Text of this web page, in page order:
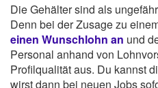
Die Gehälter sind als
Denn bei der Zusage zu
einen Wunschlohn an und
Personal anhand von
Profilqualität aus. Du kannst
wirst dann bei neuen Jobs